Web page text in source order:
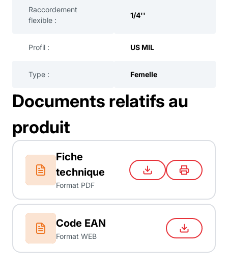
Raccordement
flexible :
1/4''
Profil : US MIL
Type : Femelle
Documents relatifs au
produit
Fiche
technique
Format PDF
Code EAN
Format WEB